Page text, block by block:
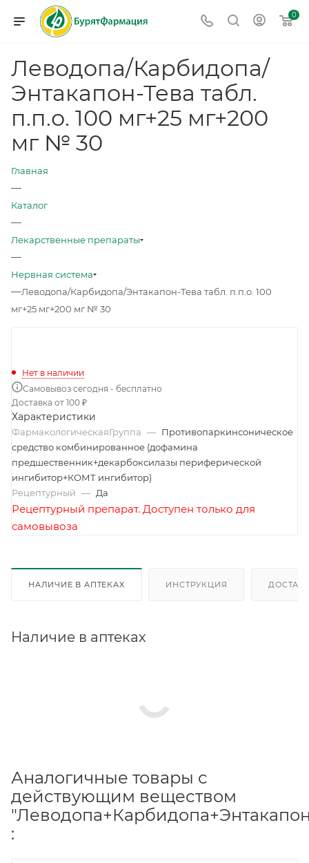
0
Леводопа/Карбидопа/
Энтакапон-Тева табл.
п.п.о. 100 мг+25 мг+200
мг № 30
Главная
—
Каталог
—
Лекарственные препараты
—
Нервная система
—Леводопа/Карбидопа/Энтакапон-Тева табл. п.п.о. 100
мг+25 мг+200 мг № 30
Нет в наличии
Самовывоз сегодня - бесплатно
Доставка от 100 ₽
Характеристики
ФармакологическаяГруппа — Противопаркинсоническое
средство комбинированное (дофамина
предшественник+декарбоксилазы периферической
ингибитор+КОМТ ингибитор)
Рецептурный — Да
Рецептурный препарат. Доступен только для
самовывоза
НАЛИЧИЕ В АПТЕКАХ ИНСТРУКЦИЯ
Наличие в аптеках
Аналогичные товары с
действующим веществом
: